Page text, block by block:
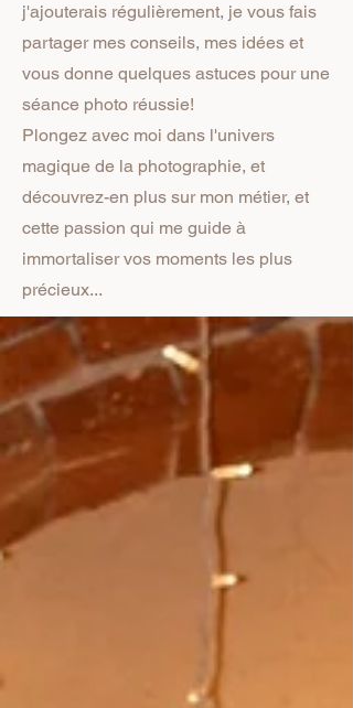
j'ajouterais régulièrement, je vous fais
partager mes conseils, mes idées et
vous donne quelques astuces pour une
séance photo réussie!
Plongez avec moi dans l'univers
magique de la photographie, et
découvrez-en plus sur mon métier, et
cette passion qui me guide à
immortaliser vos moments les plus
précieux...